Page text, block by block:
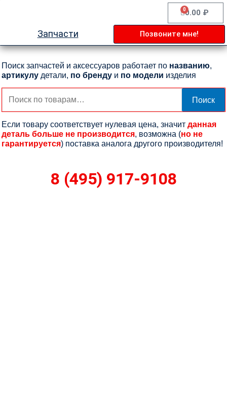
0.00 ₽
0
Cart
Запчасти Позвоните мне!
Поиск запчастей и аксессуаров работает по названию,
артикулу детали, по бренду и по модели изделия
Искать:
Поиск
Если товару соответствует нулевая цена, значит данная
деталь больше не производится, возможна (но не
гарантируется) поставка аналога другого производителя!
8 (495) 917-9108